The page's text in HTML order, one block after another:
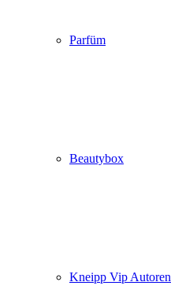
Parfüm
Beautybox
Kneipp Vip Autoren